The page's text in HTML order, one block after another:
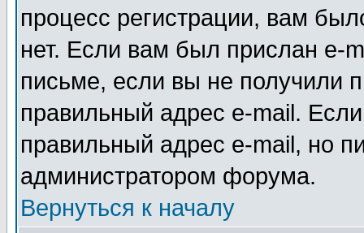
процесс регистрации, вам
нет. Если вам был прислан e-
письме, если вы не получили
правильный адрес e-mail.
правильный адрес e-mail, но
администратором форума.
Вернуться к началу